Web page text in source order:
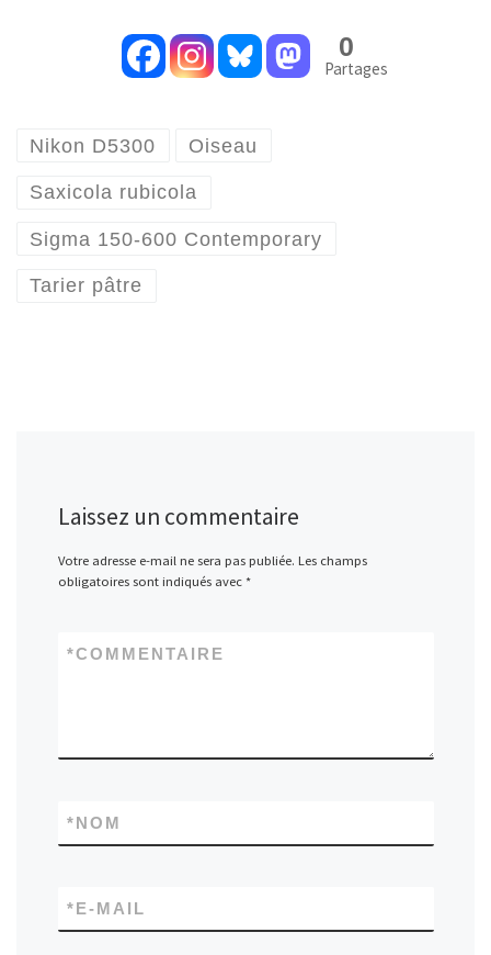
0
Partages
Nikon D5300 Oiseau
Saxicola rubicola
Sigma 150-600 Contemporary
Tarier pâtre
Laissez un commentaire
Votre adresse e-mail ne sera pas publiée. Les champs
obligatoires sont indiqués avec *
COMMENTAIRE
*
NOM
*
E-MAIL
*